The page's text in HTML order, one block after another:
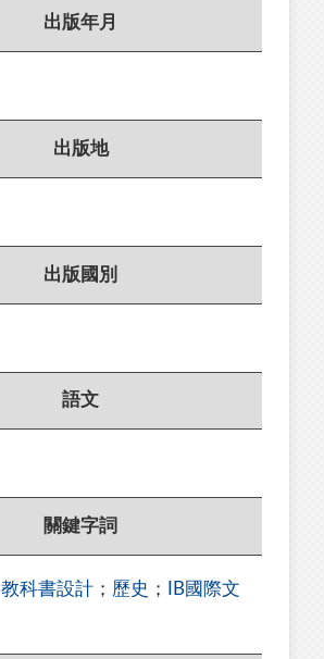
出版年月
出版地
出版國別
語文
關鍵字詞
教科書設計 ； 歷史 ；
IB國際文